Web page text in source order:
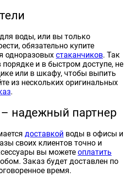
для воды, или вы только
обязательно купите
одноразовых стаканчиков. Так
порядке и в быстром доступе, не
или в шкафу, чтобы выпить
из нескольких оригинальных
.
– надежный партнер
доставкой воды в офисы и
своих клиентов точно и
вы можете оплатить
Заказ будет доставлен по
время.